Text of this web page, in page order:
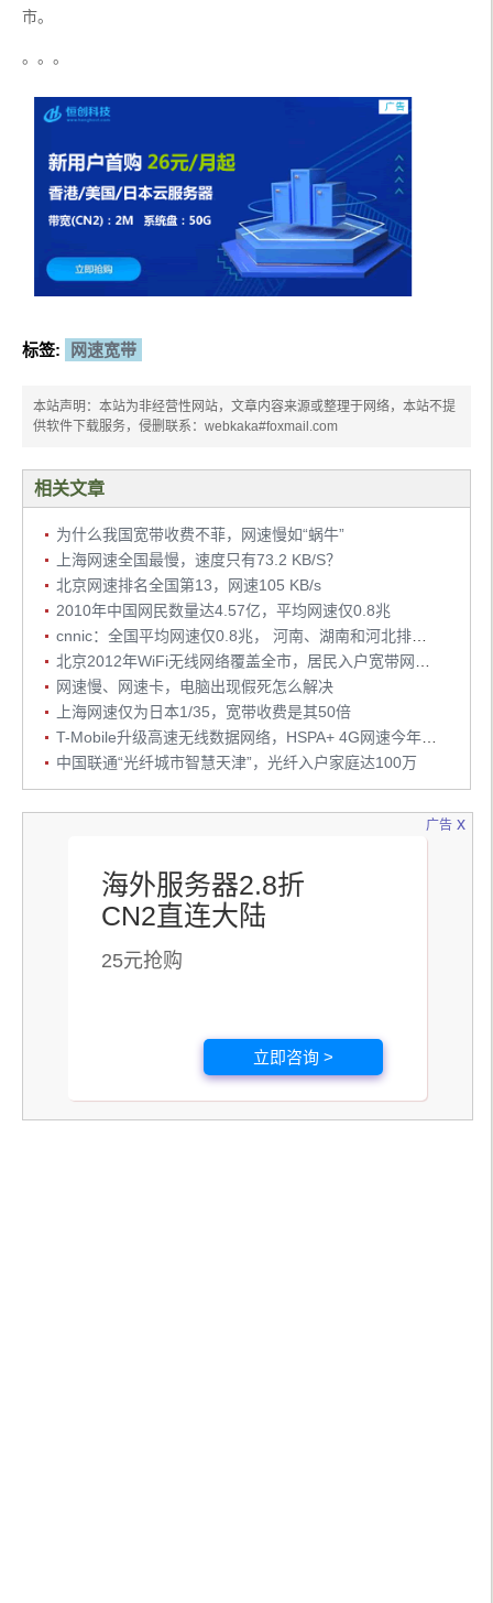
市。
。。。
标签: 网速宽带
本站声明：本站为非经营性网站，文章内容来源或整理于网络，本站不提
供软件下载服务，侵删联系：webkaka#foxmail.com
相关文章
为什么我国宽带收费不菲，网速慢如“蜗牛”
上海网速全国最慢，速度只有73.2 KB/S？
北京网速排名全国第13，网速105 KB/s
2010年中国网民数量达4.57亿，平均网速仅0.8兆
网速慢、网速卡，电脑出现假死怎么解决
上海网速仅为日本1/35，宽带收费是其50倍
中国联通“光纤城市智慧天津”，光纤入户家庭达100万
广告
海外服务器2.8折
CN2直连大陆
25元抢购
立即咨询 >
x